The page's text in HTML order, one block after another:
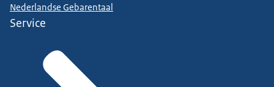
Nederlandse Gebarentaal
Service